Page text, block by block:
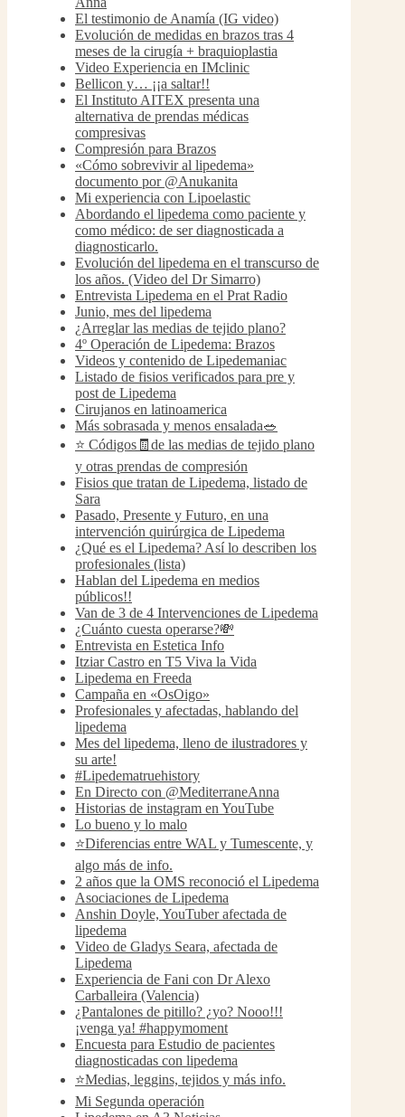
El testimonio de Anamía (IG video)
Evolución de medidas en brazos tras 4
meses de la cirugía + braquioplastia
Video Experiencia en IMclinic
Bellicon y… ¡¡a saltar!!
El Instituto AITEX presenta una
alternativa de prendas médicas
compresivas
Compresión para Brazos
«Cómo sobrevivir al lipedema»
documento por @Anukanita
Mi experiencia con Lipoelastic
Abordando el lipedema como paciente y
como médico: de ser diagnosticada a
diagnosticarlo.
Evolución del lipedema en el transcurso de
los años. (Video del Dr Simarro)
Entrevista Lipedema en el Prat Radio
Junio, mes del lipedema
¿Arreglar las medias de tejido plano?
4º Operación de Lipedema: Brazos
Videos y contenido de Lipedemaniac
Listado de fisios verificados para pre y
post de Lipedema
Cirujanos en latinoamerica
Más sobrasada y menos ensalada🥗
⭐️ Códigos🧾de las medias de tejido plano
y otras prendas de compresión
Fisios que tratan de Lipedema, listado de
Sara
Pasado, Presente y Futuro, en una
intervención quirúrgica de Lipedema
¿Qué es el Lipedema? Así lo describen los
profesionales (lista)
Hablan del Lipedema en medios
públicos!!
Van de 3 de 4 Intervenciones de Lipedema
¿Cuánto cuesta operarse?💸
Entrevista en Estetica Info
Itziar Castro en T5 Viva la Vida
Lipedema en Freeda
Campaña en «OsOigo»
Profesionales y afectadas, hablando del
lipedema
Mes del lipedema, lleno de ilustradores y
su arte!
#Lipedematruehistory
En Directo con @MediterraneAnna
Historias de instagram en YouTube
Lo bueno y lo malo
⭐️Diferencias entre WAL y Tumescente, y
algo más de info.
2 años que la OMS reconoció el Lipedema
Asociaciones de Lipedema
Anshin Doyle, YouTuber afectada de
lipedema
Video de Gladys Seara, afectada de
Lipedema
Experiencia de Fani con Dr Alexo
Carballeira (Valencia)
¿Pantalones de pitillo? ¿yo? Nooo!!!
¡venga ya! #happymoment
Encuesta para Estudio de pacientes
diagnosticadas con lipedema
⭐️Medias, leggins, tejidos y más info.
Mi Segunda operación